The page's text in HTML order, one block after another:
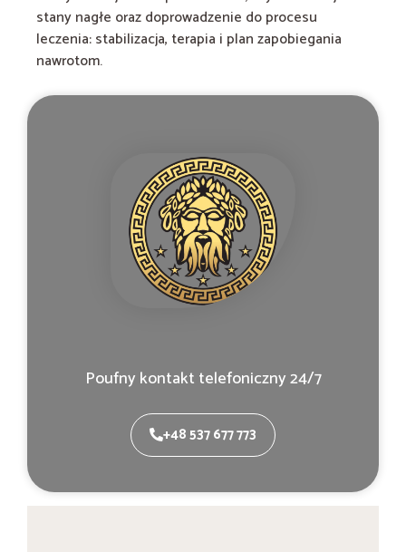
stany nagłe oraz doprowadzenie do procesu
leczenia: stabilizacja, terapia i plan zapobiegania
nawrotom.
Poufny kontakt telefoniczny 24/7
+48 537 677 773